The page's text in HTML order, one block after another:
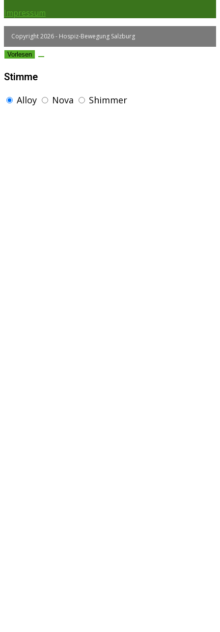
Impressum
Copyright 2026 - Hospiz-Bewegung Salzburg
Vorlesen
Stimme
Alloy
Nova Shimmer